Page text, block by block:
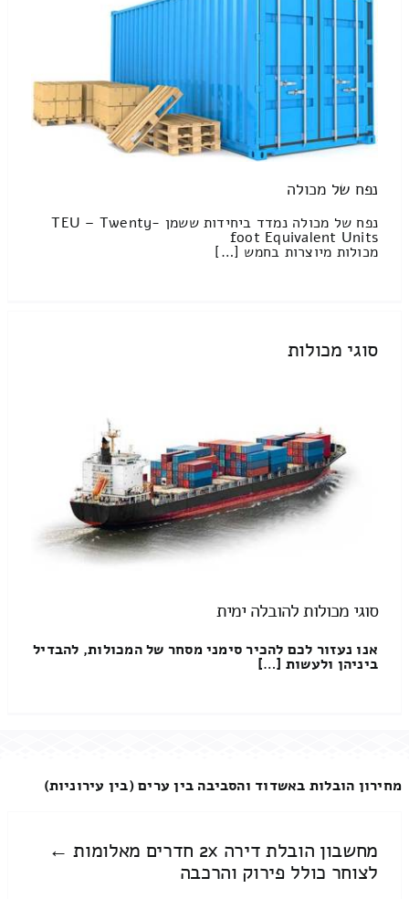
נפח של מכולה
נפח של מכולה נמדד ביחידות ששמן TEU – Twenty-
foot Equivalent Units
מכולות מיוצרות בחמש […]
סוגי מכולות
סוגי מכולות להובלה ימית
אנו נעזור לכם להכיר סימני מסחר של המכולות, להבדיל
ביניהן ולעשות […]
מחירון הובלות באשדוד והסביבה בין ערים (בין עירוניות)
מחשבון הובלת דירה 2x חדרים מאלומות ←
לצוחר כולל פירוק והרכבה